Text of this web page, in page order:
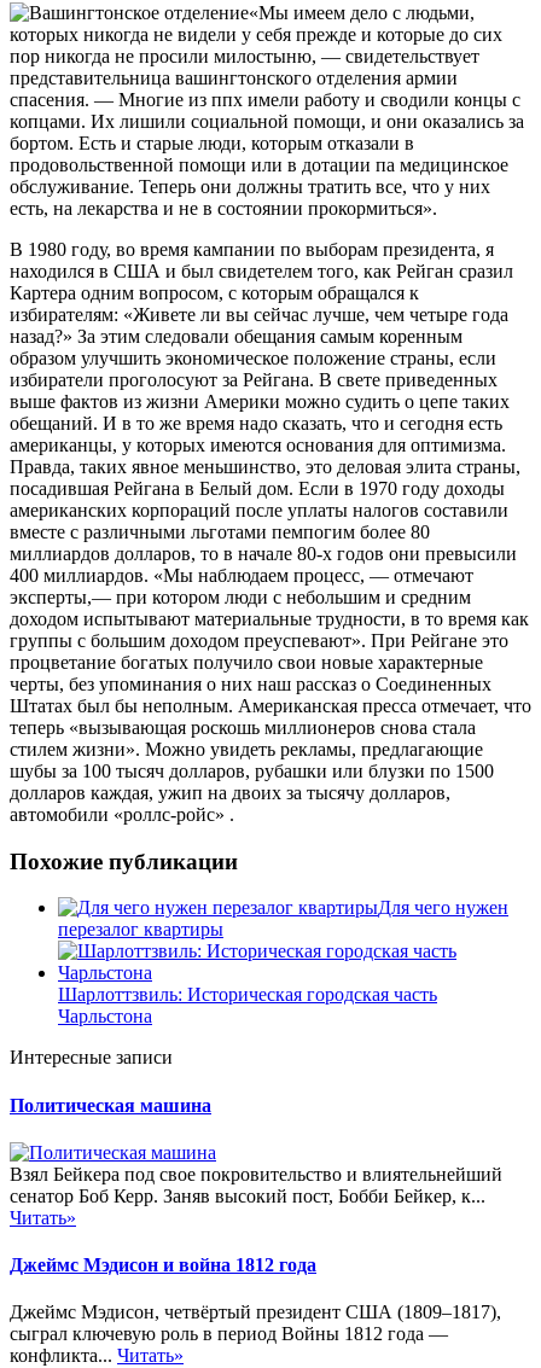
«Мы имеем дело с людьми,
которых никогда не видели у себя прежде и которые до сих
пор никогда не просили милостыню, — свидетельствует
представительница вашингтонского отделения армии
спасения. — Многие из ппх имели работу и сводили концы с
копцами. Их лишили социальной помощи, и они оказались за
бортом. Есть и старые люди, которым отказали в
продовольственной помощи или в дотации па медицинское
обслуживание. Теперь они должны тратить все, что у них
есть, на лекарства и не в состоянии прокормиться».
В 1980 году, во время кампании по выборам президента, я
находился в США и был свидетелем того, как Рейган сразил
Картера одним вопросом, с которым обращался к
избирателям: «Живете ли вы сейчас лучше, чем четыре года
назад?» За этим следовали обещания самым коренным
образом улучшить экономическое положение страны, если
избиратели проголосуют за Рейгана. В свете приведенных
выше фактов из жизни Америки можно судить о цепе таких
обещаний. И в то же время надо сказать, что и сегодня есть
американцы, у которых имеются основания для оптимизма.
Правда, таких явное меньшинство, это деловая элита страны,
посадившая Рейгана в Белый дом. Если в 1970 году доходы
американских корпораций после уплаты налогов составили
вместе с различными льготами пемпогим более 80
миллиардов долларов, то в начале 80-х годов они превысили
400 миллиардов. «Мы наблюдаем процесс, — отмечают
эксперты,— при котором люди с небольшим и средним
доходом испытывают материальные трудности, в то время как
группы с большим доходом преуспевают». При Рейгане это
процветание богатых получило свои новые характерные
черты, без упоминания о них наш рассказ о Соединенных
Штатах был бы неполным. Американская пресса отмечает, что
теперь «вызывающая роскошь миллионеров снова стала
стилем жизни». Можно увидеть рекламы, предлагающие
шубы за 100 тысяч долларов, рубашки или блузки по 1500
долларов каждая, ужип на двоих за тысячу долларов,
автомобили «роллс-ройс» .
Похожие публикации
Для чего нужен
перезалог квартиры
Шарлоттзвиль: Историческая городская часть
Чарльстона
Интересные записи
Политическая машина
Взял Бейкера под свое покровительство и влиятельнейший
сенатор Боб Керр. Заняв высокий пост, Бобби Бейкер, к...
Читать»
Джеймс Мэдисон и война 1812 года
Джеймс Мэдисон, четвёртый президент США (1809–1817),
сыграл ключевую роль в период Войны 1812 года —
конфликта... Читать»